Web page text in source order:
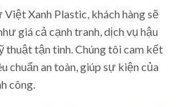
Xanh Plastic, khách hàng sẽ
giá cả cạnh tranh, dịch vụ hậu
thuật tận tình. Chúng tôi cam kết
chuẩn an toàn, giúp sự kiện của
công.